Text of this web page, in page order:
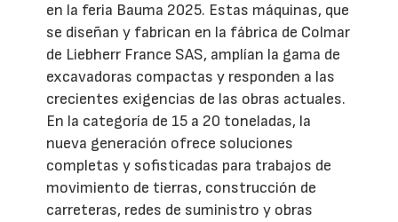
en la feria Bauma 2025. Estas máquinas, que
se diseñan y fabrican en la fábrica de Colmar
de Liebherr France SAS, amplían la gama de
excavadoras compactas y responden a las
crecientes exigencias de las obras actuales.
En la categoría de 15 a 20 toneladas, la
nueva generación ofrece soluciones
completas y sofisticadas para trabajos de
movimiento de tierras, construcción de
carreteras, redes de suministro y obras